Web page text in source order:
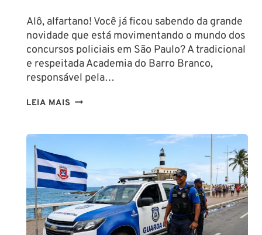
Alô, alfartano! Você já ficou sabendo da grande
novidade que está movimentando o mundo dos
concursos policiais em São Paulo? A tradicional
e respeitada Academia do Barro Branco,
responsável pela…
LEIA MAIS NA
SAI
DA
ESCOLA
FORMADO
EM
DIREITO